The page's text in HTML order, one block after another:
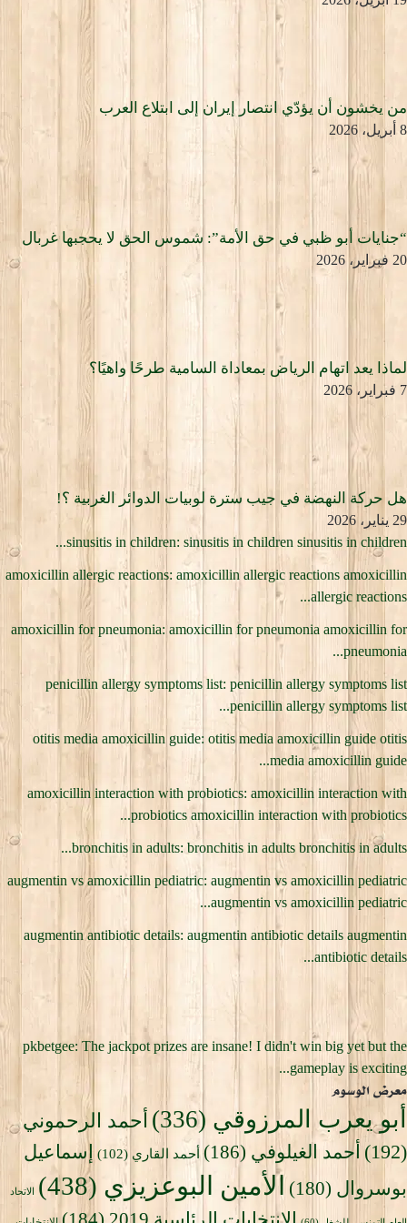
من يخشون أن يؤدّي انتصار إيران إلى ابتلاع العرب
8 أبريل، 2026
“جنايات أبو ظبي في حق الأمة”: شموس الحق لا يحجبها غربال
20 فبراير، 2026
لماذا يعد اتهام الرياض بمعاداة السامية طرحًا واهيًا؟
7 فبراير، 2026
هل حركة النهضة في جيب سترة لوبيات الدوائر الغربية ؟!
29 يناير، 2026
sinusitis in children: sinusitis in children sinusitis in children...
amoxicillin allergic reactions: amoxicillin allergic reactions amoxicillin
allergic reactions...
amoxicillin for pneumonia: amoxicillin for pneumonia amoxicillin for
pneumonia...
penicillin allergy symptoms list: penicillin allergy symptoms list
penicillin allergy symptoms list...
otitis media amoxicillin guide: otitis media amoxicillin guide otitis
media amoxicillin guide...
amoxicillin interaction with probiotics: amoxicillin interaction with
probiotics amoxicillin interaction with probiotics...
bronchitis in adults: bronchitis in adults bronchitis in adults...
augmentin vs amoxicillin pediatric: augmentin vs amoxicillin pediatric
augmentin vs amoxicillin pediatric...
augmentin antibiotic details: augmentin antibiotic details augmentin
antibiotic details...
pkbetgee: The jackpot prizes are insane! I didn't win big yet but the
gameplay is exciting...
معرض الوسوم
أبو يعرب المرزوقي (336)
أحمد الرحموني
(192)
أحمد الغيلوفي (186) أحمد القاري (102)
إسماعيل
بوسروال (180) الأمين البوعزيزي (438) الاتحاد